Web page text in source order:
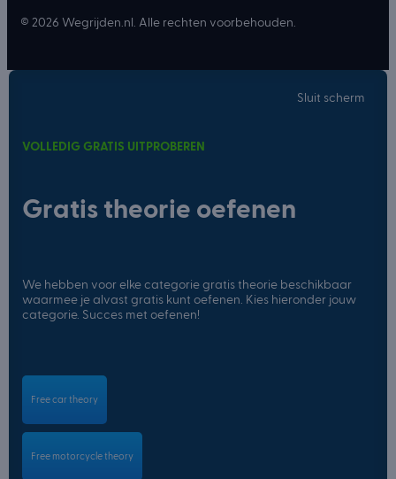
© 2026 Wegrijden.nl. Alle rechten voorbehouden.
Sluit scherm
VOLLEDIG GRATIS UITPROBEREN
Gratis theorie oefenen
We hebben voor elke categorie gratis theorie beschikbaar
waarmee je alvast gratis kunt oefenen. Kies hieronder jouw
categorie. Succes met oefenen!
Free car theory
Free motorcycle theory